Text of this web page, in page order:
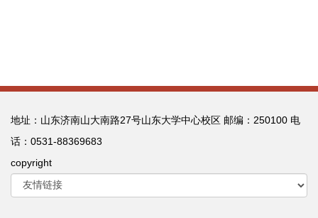
地址：山东济南山大南路27号山东大学中心校区 邮编：250100 电
话：0531-88369683
copyright